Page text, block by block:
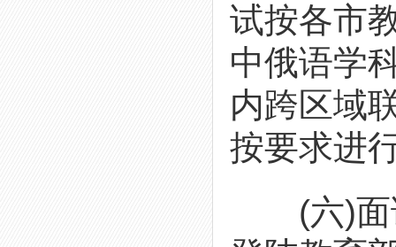
试按各市
中俄语学
内跨区域
按要求进
(六)面试